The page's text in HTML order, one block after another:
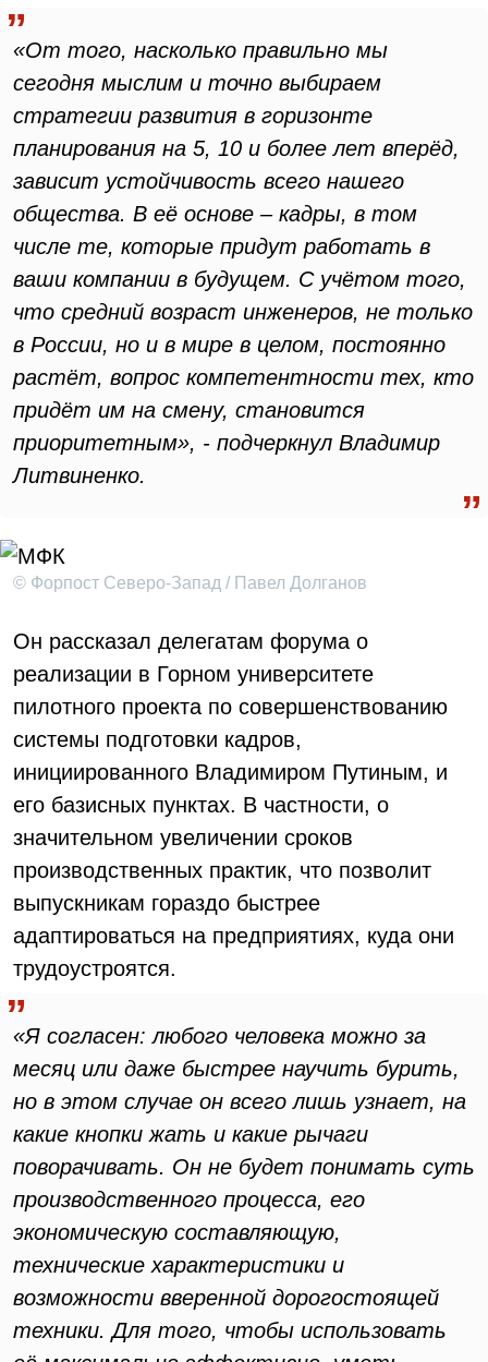
«От того, насколько правильно мы
сегодня мыслим и точно выбираем
стратегии развития в горизонте
планирования на 5, 10 и более лет вперёд,
зависит устойчивость всего нашего
общества. В её основе – кадры, в том
числе те, которые придут работать в
ваши компании в будущем. С учётом того,
что средний возраст инженеров, не только
в России, но и в мире в целом, постоянно
растёт, вопрос компетентности тех, кто
придёт им на смену, становится
приоритетным», - подчеркнул Владимир
Литвиненко.
© Форпост Северо-Запад / Павел Долганов
Он рассказал делегатам форума о
реализации в Горном университете
пилотного проекта по совершенствованию
системы подготовки кадров,
инициированного Владимиром Путиным, и
его базисных пунктах. В частности, о
значительном увеличении сроков
производственных практик, что позволит
выпускникам гораздо быстрее
адаптироваться на предприятиях, куда они
трудоустроятся.
«Я согласен: любого человека можно за
месяц или даже быстрее научить бурить,
но в этом случае он всего лишь узнает, на
какие кнопки жать и какие рычаги
поворачивать. Он не будет понимать суть
производственного процесса, его
экономическую составляющую,
технические характеристики и
возможности вверенной дорогостоящей
техники. Для того, чтобы использовать